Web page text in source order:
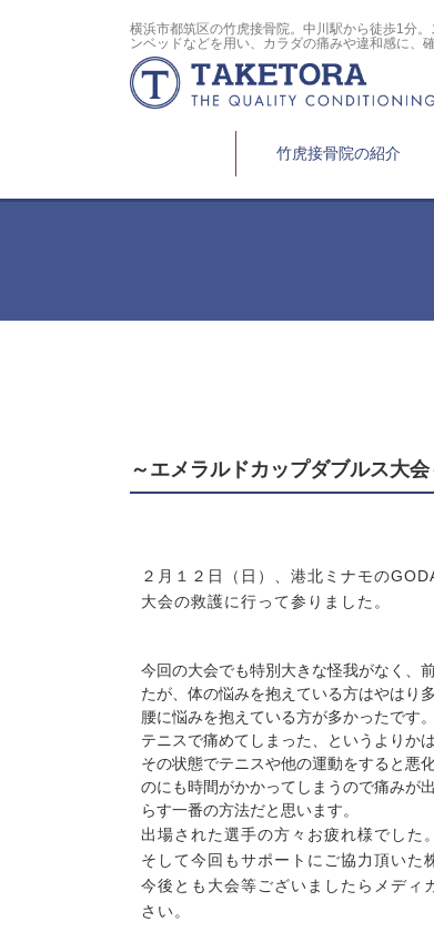
横浜市都筑区の竹虎接骨院。中川駅から徒歩1分
ンベッドなどを用い、カラダの痛みや違和感に、
竹虎接骨院の紹介
～エメラルドカップダブルス大
２月１２日（日）、港北ミナモの
大会の救護に行って参りました。
今回の大会でも特別大きな怪我がなく、
たが、体の悩みを抱えている方はやはり
腰に悩みを抱えている方が多かったです。
テニスで痛めてしまった、というよりか
その状態でテニスや他の運動をすると悪
のにも時間がかかってしまうので痛みが
らす一番の方法だと思います。
出場された選手の方々お疲れ様でした。
そして今回もサポートにご協力頂いた
今後とも大会等ございましたらメディ
さい。